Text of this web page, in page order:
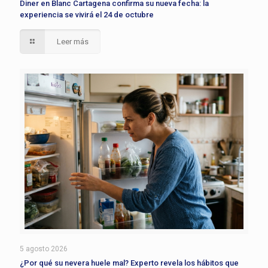
Diner en Blanc Cartagena confirma su nueva fecha: la
experiencia se vivirá el 24 de octubre
Leer más
5 agosto 2026
¿Por qué su nevera huele mal? Experto revela los hábitos que